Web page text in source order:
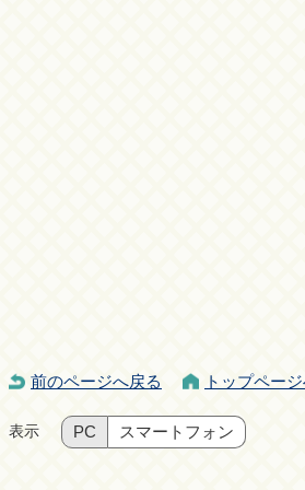
前のページへ戻る トップペー
表示 PC スマートフォン